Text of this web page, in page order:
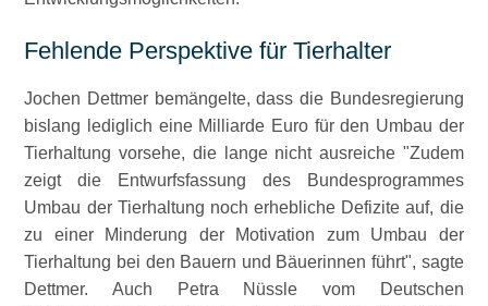
Fehlende Perspektive für Tierhalter
Jochen Dettmer bemängelte, dass die Bundesregierung
bislang lediglich eine Milliarde Euro für den Umbau der
Tierhaltung vorsehe, die lange nicht ausreiche
Zudem
zeigt die Entwurfsfassung des Bundesprogrammes
Umbau der Tierhaltung noch erhebliche Defizite auf, die
zu einer Minderung der Motivation zum Umbau der
Tierhaltung bei den Bauern und Bäuerinnen führt , sagte
Dettmer. Auch Petra Nüssle vom Deutschen